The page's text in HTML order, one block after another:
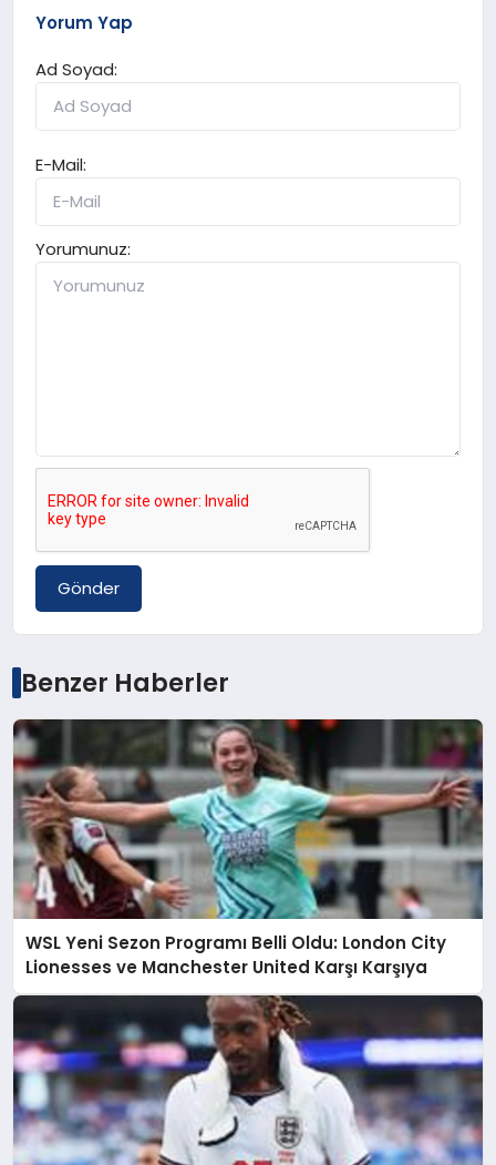
Yorum Yap
Ad Soyad:
E-Mail:
Yorumunuz:
Gönder
Benzer Haberler
WSL Yeni Sezon Programı Belli Oldu: London City
Lionesses ve Manchester United Karşı Karşıya